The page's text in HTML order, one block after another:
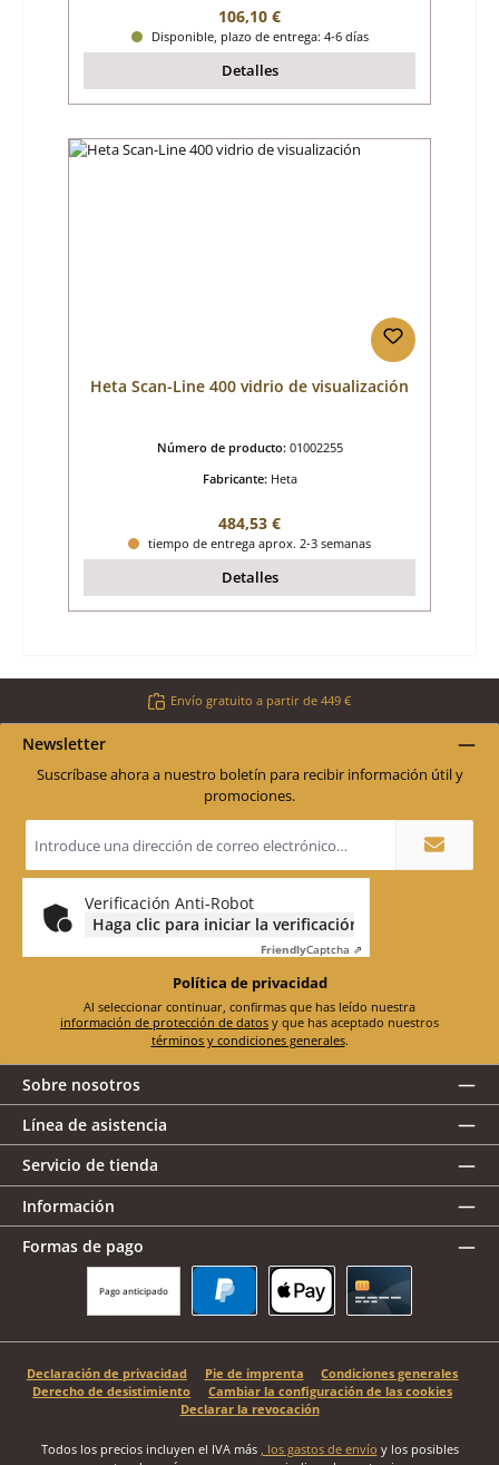
Precio normal:
106,10 €
Disponible, plazo de entrega: 4-6 días
Detalles
Heta Scan-Line 400 vidrio de visualización
Número de producto: 01002255
Fabricante: Heta
Precio normal:
484,53 €
tiempo de entrega aprox. 2-3 semanas
Detalles
Envío gratuito a partir de 449 €
Newsletter
Suscríbase ahora a nuestro boletín para recibir información útil y
promociones.
de
correo
electrónico
Verificación Anti-Robot
Haga clic para iniciar la verificación
FriendlyCaptcha ⇗
Política de privacidad
información de protección de datos
términos y condiciones generales.
Sobre nosotros
Línea de asistencia
Servicio de tienda
Información
Formas de pago
Pago anticipado
Declaración de privacidad Pie de imprenta
Condiciones generales
Derecho de desistimiento
Cambiar la configuración de las cookies
Declarar la revocación
Todos los precios incluyen el IVA más , los gastos de envío y los posibles